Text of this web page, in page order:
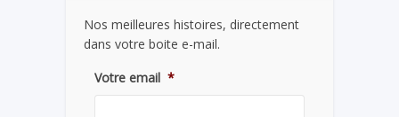
Nos meilleures histoires, directement
dans votre boite e-mail.
Votre email *